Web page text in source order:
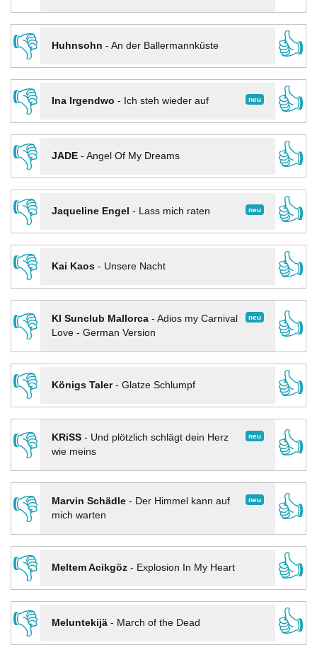
👎
Huhnsohn - An der Ballermannküste
👍
👎
neu
Ina Irgendwo - Ich steh wieder auf
👍
👎
JADE- Angel Of My Dreams
👍
👎
neu
Jaqueline Engel - Lass mich raten
👍
👎
Kai Kaos- Unsere Nacht
👍
👎
neu
KI Sunclub Mallorca- Adios my Carnival
Love - German Version
👍
👎
Königs Taler- Glatze Schlumpf
👍
👎
neu
KRiSS- Und plötzlich schlägt dein Herz
wie meins
👍
👎 neu
Marvin Schädle- Der Himmel kann auf
mich warten
👍
👎
Meltem Acikgöz- Explosion In My Heart
👍
👎
Meluntekijä- March of the Dead
👍